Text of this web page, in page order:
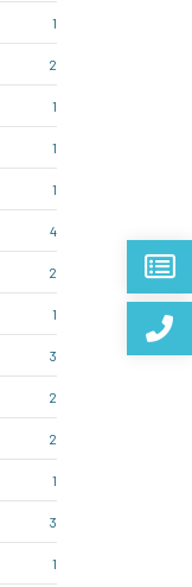
1
2
1
1
1
4
2
1
3
2
2
1
3
1